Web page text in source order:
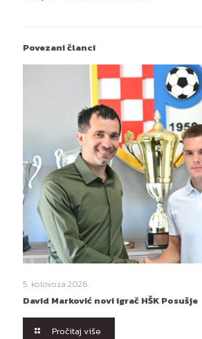
Povezani članci
5. kolovoza 2026.
David Marković novi igrač HŠK Posušje
Pročitaj više